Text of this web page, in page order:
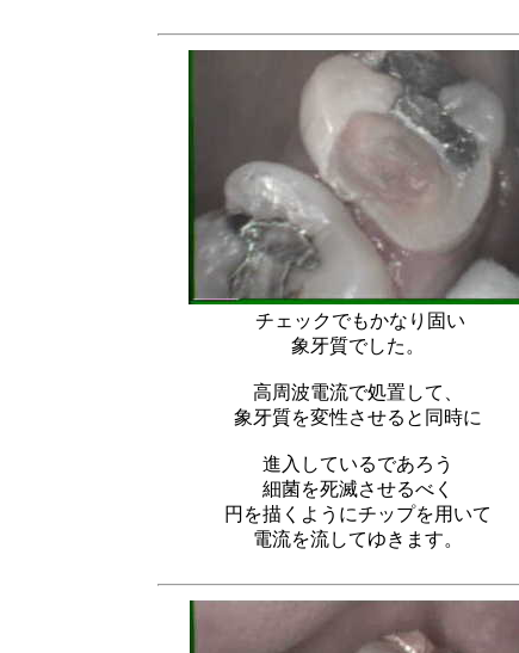
チェックでもかなり固い
象牙質でした。
高周波電流で処置して、
象牙質を変性させると同時に
進入しているであろう
細菌を死滅させるべく
円を描くようにチップを用いて
電流を流してゆきます。